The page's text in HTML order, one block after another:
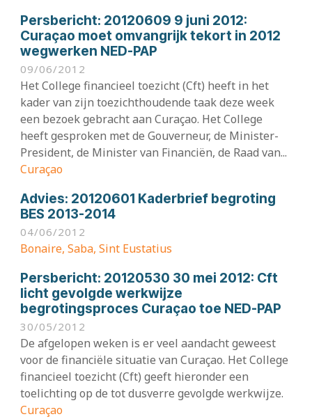
Persbericht: 20120609 9 juni 2012:
Curaçao moet omvangrijk tekort in 2012
wegwerken NED-PAP
09/06/2012
Het College financieel toezicht (Cft) heeft in het
kader van zijn toezichthoudende taak deze week
een bezoek gebracht aan Curaçao. Het College
heeft gesproken met de Gouverneur, de Minister-
President, de Minister van Financiën, de Raad van...
Curaçao
Advies: 20120601 Kaderbrief begroting
BES 2013-2014
04/06/2012
Bonaire, Saba, Sint Eustatius
Persbericht: 20120530 30 mei 2012: Cft
licht gevolgde werkwijze
begrotingsproces Curaçao toe NED-PAP
30/05/2012
De afgelopen weken is er veel aandacht geweest
voor de financiële situatie van Curaçao. Het College
financieel toezicht (Cft) geeft hieronder een
toelichting op de tot dusverre gevolgde werkwijze.
Curaçao